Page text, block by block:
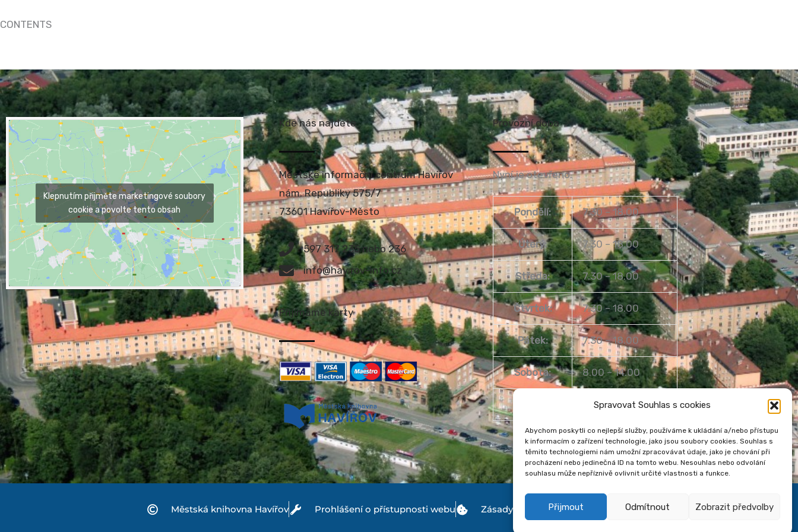
Spravovat Souhlas s cookies
Abychom poskytli co nejlepší služby, používáme k ukládání a/nebo přístupu
k informacím o zařízení technologie, jako jsou soubory cookies. Souhlas s
těmito technologiemi nám umožní zpracovávat údaje, jako je chování při
procházení nebo jedinečná ID na tomto webu. Nesouhlas nebo odvolání
souhlasu může nepříznivě ovlivnit určité vlastnosti a funkce.
Přijmout Odmítnout Zobrazit předvolby
CONTENTS
Klepnutím přijměte marketingové soubory
cookie a povolte tento obsah
Kde nás najdete
Městské informační centrum Havířov
nám. Republiky 575/7
73601 Havířov-Město
597 317 235 nebo 236
info@havirov-info.cz
Přijímáme karty
Provozní doba
Nyní je otevřeno.
Pondělí: 7.30 – 18.00
Úterý: 7.30 – 18.00
Středa: 7.30 – 18.00
Čtvrtek: 7.30 – 18.00
Pátek: 7.30 – 18.00
Sobota: 8.00 – 14.00
Zavřeno
Městská knihovna Havířov Prohlášení o přístupnosti webu Zásady cookies Venkovní teplota